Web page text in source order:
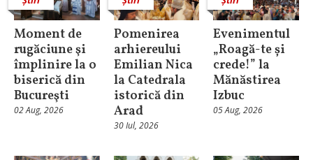
Moment de
rugăciune şi
împlinire la o
biserică din
Bucureşti
02 Aug, 2026
Pomenirea
arhiereului
Emilian Nica
la Catedrala
istorică din
Arad
30 Iul, 2026
Evenimentul
„Roagă-te și
crede!” la
Mănăstirea
Izbuc
05 Aug, 2026